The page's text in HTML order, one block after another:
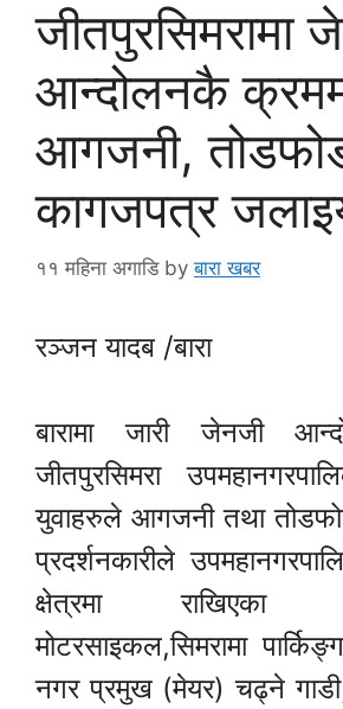
जीतपुरसिमरामा
आन्दोलनकै
आगजनी,
कागजपत्र
११ महिना अगाडि byबारा खबर
रञ्जन यादब /बारा
बारामा जारी जेनजी
जीतपुरसिमरा
युवाहरुले आगजनी तथा
प्रदर्शनकारीले
क्षेत्रमा
मोटरसाइकल,सिमरामा
नगर प्रमुख (मेयर) चढ्ने